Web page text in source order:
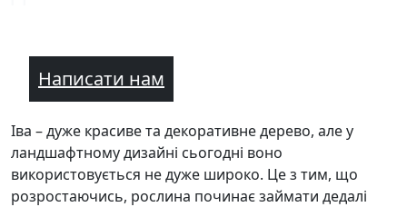
Написати нам
Іва – дуже красиве та декоративне дерево, але у
ландшафтному дизайні сьогодні воно
використовується не дуже широко. Це з тим, що
розростаючись, рослина починає займати дедалі